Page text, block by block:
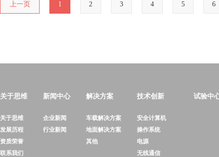
上一页 1 2 3 4 5 6
关于思维
关于思维
发展历程
资质荣誉
联系我们
新闻中心
企业新闻
行业新闻
解决方案
车载解决方案
地面解决方案
其他
技术创新
安全计算机
操作系统
电源
无线通信
试验中